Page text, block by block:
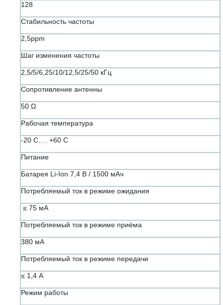
128
Стабильность частоты
2,5ppm
Шаг изменения частоты
2,5/5/6,25/10/12,5/25/50 кГц
Сопротивление антенны
50 Ω
Рабочая температура
-20 С…. +60 С
Питание
Батарея Li-Ion 7,4 В / 1500 мАч
Потребляемый ток в режиме ожидания
≤ 75 мА
Потребляемый ток в режиме приёма
380 мА
Потребляемый ток в режиме передачи
≤ 1,4 А
Режим работы